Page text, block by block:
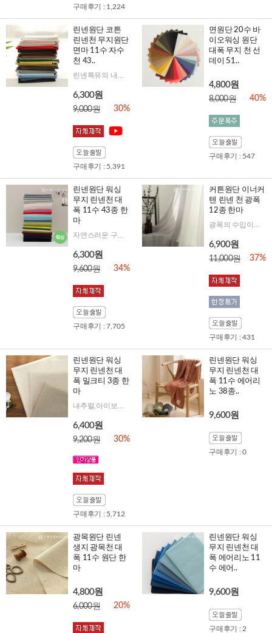
구매후기 : 1,224
린넨원단 코튼
린넨천 무지원단
면마 11수 자수
천 43..
6,300원
9,000원 30%
구매후기 : 5,391
면원단 20수 바
이오워싱 원단
대폭 무지 천 선
데이 51..
4,800원
8,000원 40%
구매후기 : 547
린넨원단 워싱
무지 린넨천 대
폭 11수 43종 한
마
6,300원
9,600원 34%
구매후기 : 7,705
커튼원단 이너커
텐 린넨 천 광폭
12종 한마
6,900원
11,000원 37%
구매후기 : 431
린넨원단 워싱
무지 린넨천 대
폭 밀크티 3종 한
마
6,400원
9,200원 30%
구매후기 : 5,712
린넨원단 워싱
무지 린넨천 대
폭 11수 에어리
노 38종..
9,600원
구매후기 : 0
광목원단 린넨
생지 광목천 대
폭 11수 원단 한
마
4,800원
6,000원 20%
린넨원단 워싱
무지 린넨천 대
폭 에어리노 11
수 에어..
9,600원
구매후기 : 2